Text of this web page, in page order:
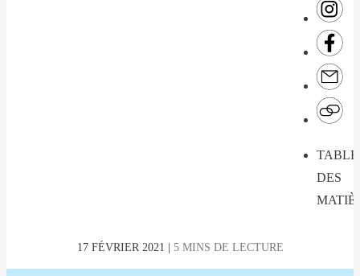
TABLE
DES
17 FÉVRIER 2021 | 5 MINS DE LECTURE